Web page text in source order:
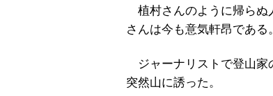
植村さんのように帰らぬ
さんは今も意気軒昂である。
ジャーナリストで登山家
突然山に誘った。